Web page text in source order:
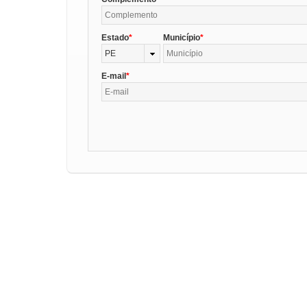
Estado
PE
Município
E-mail